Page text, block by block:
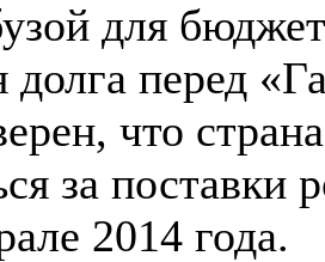
для
перед
что
за поставки
2014 года.